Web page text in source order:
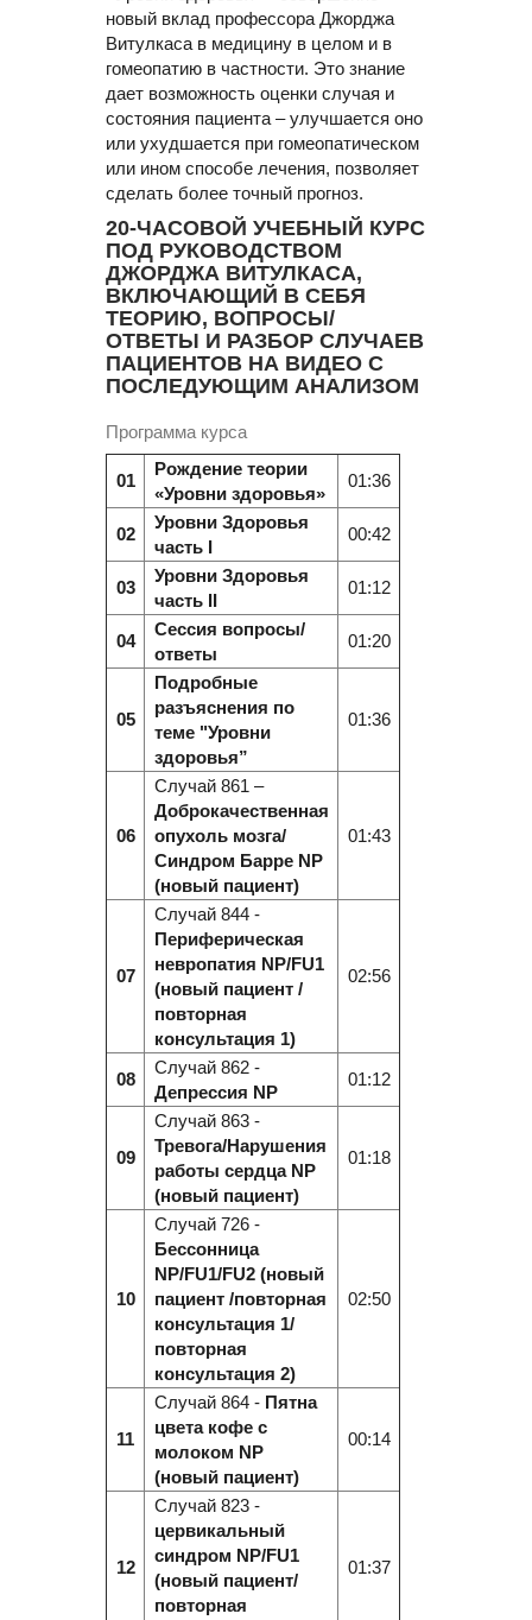
новый вклад профессора Джорджа
Витулкаса в медицину в целом и в
гомеопатию в частности. Это знание
дает возможность оценки случая и
состояния пациента – улучшается оно
или ухудшается при гомеопатическом
или ином способе лечения, позволяет
сделать более точный прогноз.
20-ЧАСОВОЙ УЧЕБНЫЙ КУРС
ПОД РУКОВОДСТВОМ
ДЖОРДЖА ВИТУЛКАСА,
ВКЛЮЧАЮЩИЙ В СЕБЯ
ТЕОРИЮ, ВОПРОСЫ/
ОТВЕТЫ И РАЗБОР СЛУЧАЕВ
ПАЦИЕНТОВ НА ВИДЕО С
ПОСЛЕДУЮЩИМ АНАЛИЗОМ
Программа курса
01
Рождение теории
«Уровни здоровья»
01:36
02
Уровни Здоровья
часть I
00:42
03
Уровни Здоровья
часть II
01:12
04
Сессия вопросы/
ответы
01:20
05
Подробные
разъяснения по
теме "Уровни
здоровья”
01:36
06
Случай 861 –
Доброкачественная
опухоль мозга/
Синдром Барре NP
(новый пациент)
01:43
07
Случай 844 -
Периферическая
невропатия NP/FU1
(новый пациент /
повторная
консультация 1)
02:56
08
Случай 862 -
Депрессия NP
01:12
09
Случай 863 -
Тревога/Нарушения
работы сердца NP
(новый пациент)
01:18
10
Случай 726 -
Бессонница
NP/FU1/FU2 (новый
пациент /повторная
консультация 1/
повторная
консультация 2)
02:50
11
Случай 864 -Пятна
цвета кофе с
молоком NP
(новый пациент)
00:14
12
Случай 823 -
цервикальный
синдром NP/FU1
(новый пациент/
повторная
01:37